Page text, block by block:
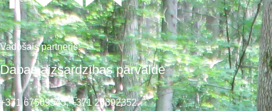
Vadošais partneris:
Dabas aizsardzības pārvalde
+371 67509545,+371 26392352